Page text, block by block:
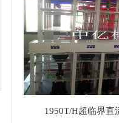
1950T/H超临界直